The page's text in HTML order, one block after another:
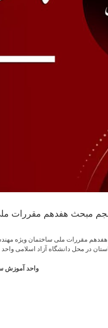
مبحث هفدهم مقررات
آزاد اسلامی واحد سمنان و دفتر
واحد آموزش